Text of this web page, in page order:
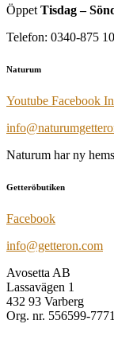
Öppet Tisdag –
Telefon: 0340-875 10
Naturum
Youtube Facebook
Naturum har ny
Getteröbutiken
Facebook
info@getteron.com
Avosetta AB
Lassavägen 1
432 93 Varberg
Org. nr. 556599-7771